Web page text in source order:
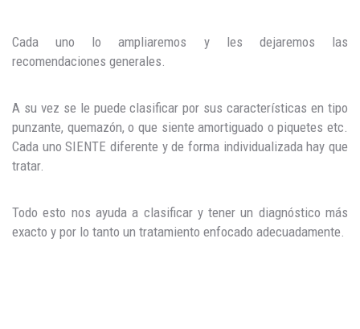
Cada uno lo ampliaremos y les dejaremos las
recomendaciones generales.
A su vez se le puede clasificar por sus características en tipo
punzante, quemazón, o que siente amortiguado o piquetes etc.
Cada uno SIENTE diferente y de forma individualizada hay que
tratar.
Todo esto nos ayuda a clasificar y tener un diagnóstico más
exacto y por lo tanto un tratamiento enfocado adecuadamente.